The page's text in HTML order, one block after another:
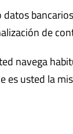
de
navega
es usted la